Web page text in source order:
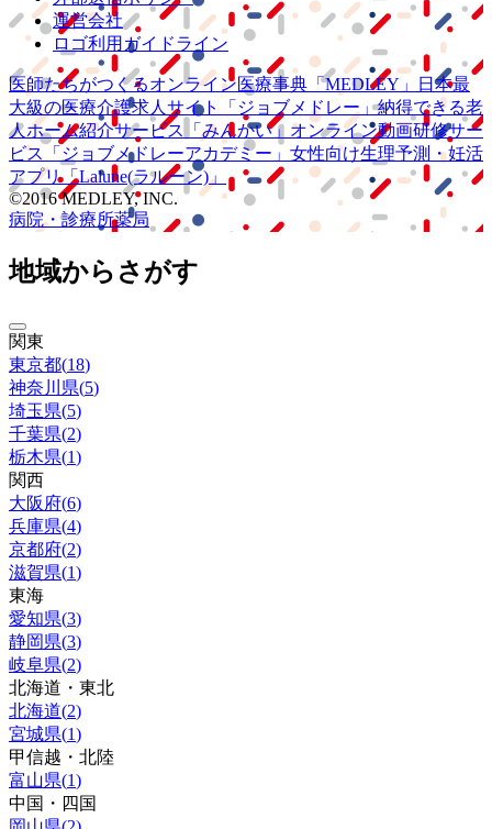
運営会社
ロゴ利用ガイドライン
医師たちがつくるオンライン医療事典 「MEDLEY」
日本最
大級の医療介護求人サイト 「ジョブメドレー」納得できる老
人ホーム紹介サービス
「みんかい」 オンライン動画研修サー
ビス
「ジョブメドレーアカデミー」 女性向け生理予測・妊活
アプリ「Lalune(ラルーン)」
©2016 MEDLEY, INC.
病院・診療所薬局
地域からさがす
関東
東京都(18)
神奈川県(5)
埼玉県(5)
千葉県(2)
栃木県(1)
関西
大阪府(6)
兵庫県(4)
京都府(2)
滋賀県(1)
東海
愛知県(3)
静岡県(3)
岐阜県(2)
北海道・東北
北海道(2)
宮城県(1)
甲信越・北陸
富山県(1)
中国・四国